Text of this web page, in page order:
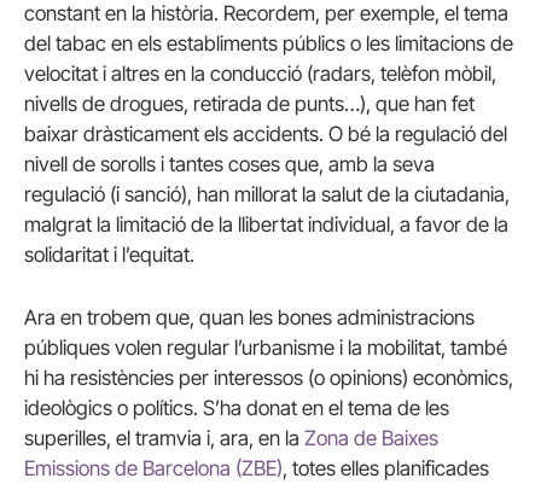
constant en la història. Recordem, per exemple, el tema
del tabac en els establiments públics o les limitacions de
velocitat i altres en la conducció (radars, telèfon mòbil,
nivells de drogues, retirada de punts…), que han fet
baixar dràsticament els accidents. O bé la regulació del
nivell de sorolls i tantes coses que, amb la seva
regulació (i sanció), han millorat la salut de la ciutadania,
malgrat la limitació de la llibertat individual, a favor de la
solidaritat i l’equitat.
Ara en trobem que, quan les bones administracions
públiques volen regular l’urbanisme i la mobilitat, també
hi ha resistències per interessos (o opinions) econòmics,
ideològics o polítics. S’ha donat en el tema de les
superilles, el tramvia i, ara, en la Zona de Baixes
Emissions de Barcelona (ZBE), totes elles planificades